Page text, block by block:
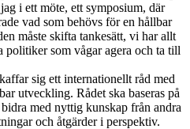
i ett möte, ett symposium, där
vad som behövs för en hållbar
måste skifta tankesätt, vi har allt
som vågar agera och ta till
sig ett internationellt råd med
utveckling. Rådet ska baseras på
med nyttig kunskap från andra
och åtgärder i perspektiv.